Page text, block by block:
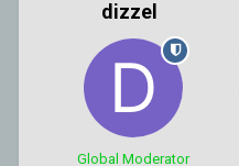
dizzel
Global Moderator